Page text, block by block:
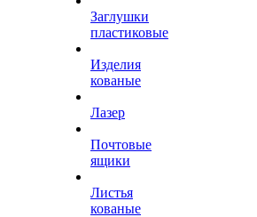
Заглушки
пластиковые
Изделия
кованые
Лазер
Почтовые
ящики
Листья
кованые